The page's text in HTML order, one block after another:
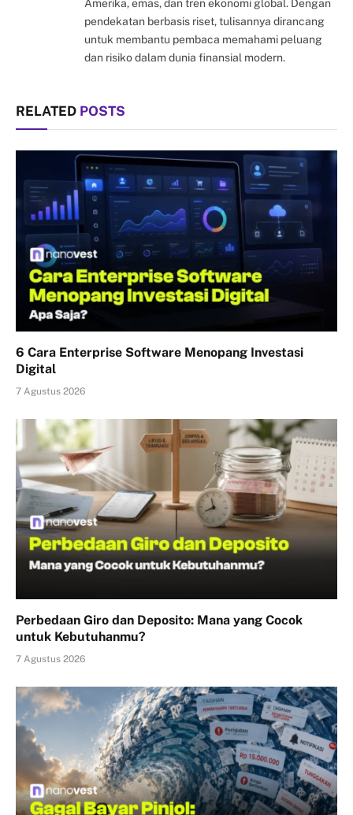
Amerika, emas, dan tren ekonomi global. Dengan
pendekatan berbasis riset, tulisannya dirancang
untuk membantu pembaca memahami peluang
dan risiko dalam dunia finansial modern.
RELATED POSTS
6 Cara Enterprise Software Menopang Investasi
Digital
7 Agustus 2026
Perbedaan Giro dan Deposito: Mana yang Cocok
untuk Kebutuhanmu?
7 Agustus 2026